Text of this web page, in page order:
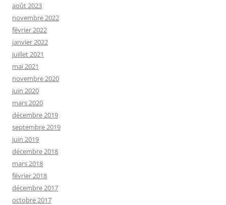
août 2023
novembre 2022
février 2022
janvier 2022
juillet 2021
mai 2021
novembre 2020
juin 2020
mars 2020
décembre 2019
septembre 2019
juin 2019
décembre 2018
mars 2018
février 2018
décembre 2017
octobre 2017